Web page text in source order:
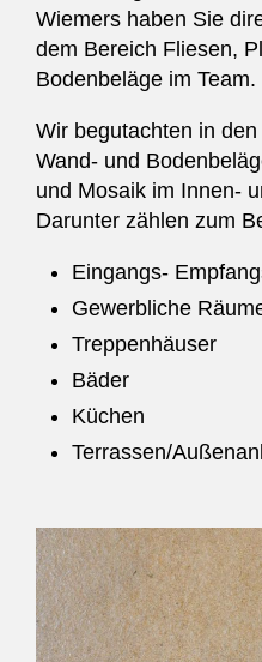
Wiemers haben Sie
dem Bereich Fliesen,
Bodenbeläge im Team.
Wir begutachten in
Wand- und
und Mosaik im Innen-
Darunter zählen zum
Eingangs-
Gewerbliche
Treppenhäuser
Bäder
Küchen
Terrassen/